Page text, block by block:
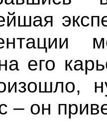
его
– он